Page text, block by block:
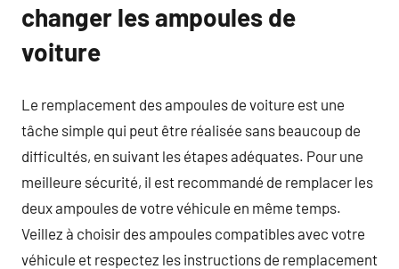
changer les ampoules de
voiture
Le remplacement des ampoules de voiture est une
tâche simple qui peut être réalisée sans beaucoup de
difficultés, en suivant les étapes adéquates. Pour une
meilleure sécurité, il est recommandé de remplacer les
deux ampoules de votre véhicule en même temps.
Veillez à choisir des ampoules compatibles avec votre
véhicule et respectez les instructions de remplacement